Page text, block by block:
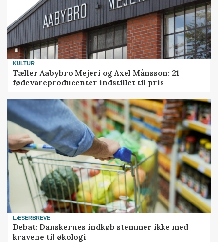
KULTUR
Tæller Aabybro Mejeri og Axel Månsson: 21
fødevareproducenter indstillet til pris
LÆSERBREVE
Debat: Danskernes indkøb stemmer ikke med
kravene til økologi